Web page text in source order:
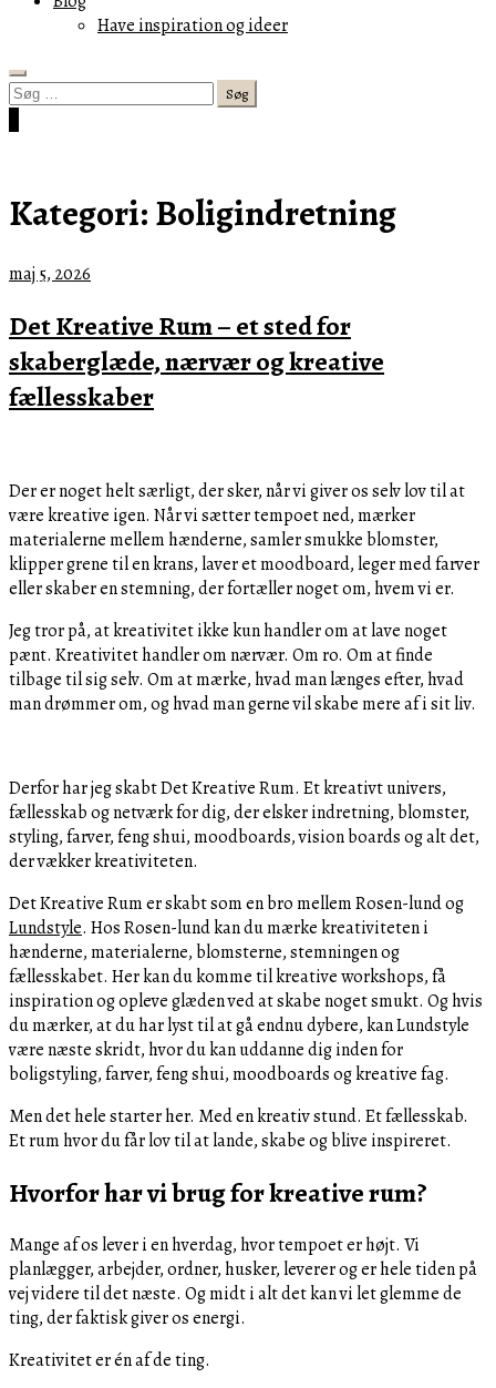
Have inspiration og ideer
Search
Søg
efter:
Kategori:Boligindretning
maj 5, 2026
2026
Det Kreative Rum – et sted for
skaberglæde, nærvær og kreative
fællesskaber
Der er noget helt særligt, der sker, når vi giver os selv lov til at
være kreative igen. Når vi sætter tempoet ned, mærker
materialerne mellem hænderne, samler smukke blomster,
klipper grene til en krans, laver et moodboard, leger med farver
eller skaber en stemning, der fortæller noget om, hvem vi er.
Jeg tror på, at kreativitet ikke kun handler om at lave noget
pænt. Kreativitet handler om nærvær. Om ro. Om at finde
tilbage til sig selv. Om at mærke, hvad man længes efter, hvad
man drømmer om, og hvad man gerne vil skabe mere af i sit liv.
Derfor har jeg skabt Det Kreative Rum. Et kreativt univers,
fællesskab og netværk for dig, der elsker indretning, blomster,
styling, farver, feng shui, moodboards, vision boards og alt det,
der vækker kreativiteten.
Det Kreative Rum er skabt som en bro mellem Rosen-lund og
Lundstyle. Hos Rosen-lund kan du mærke kreativiteten i
hænderne, materialerne, blomsterne, stemningen og
fællesskabet. Her kan du komme til kreative workshops, få
inspiration og opleve glæden ved at skabe noget smukt. Og hvis
du mærker, at du har lyst til at gå endnu dybere, kan Lundstyle
være næste skridt, hvor du kan uddanne dig inden for
boligstyling, farver, feng shui, moodboards og kreative fag.
Men det hele starter her. Med en kreativ stund. Et fællesskab.
Et rum hvor du får lov til at lande, skabe og blive inspireret.
Hvorfor har vi brug for kreative rum?
Mange af os lever i en hverdag, hvor tempoet er højt. Vi
planlægger, arbejder, ordner, husker, leverer og er hele tiden på
vej videre til det næste. Og midt i alt det kan vi let glemme de
ting, der faktisk giver os energi.
Kreativitet er én af de ting.